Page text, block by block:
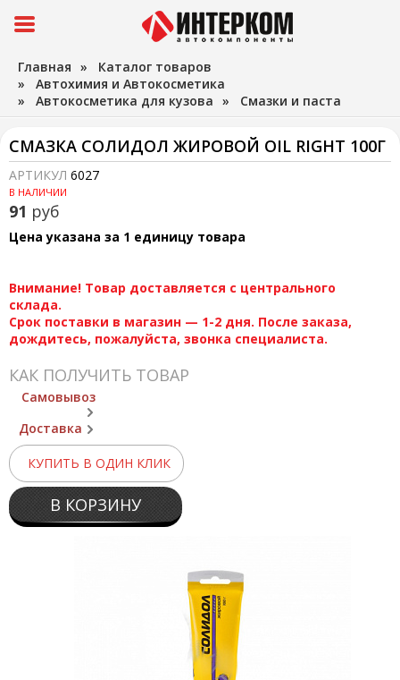
Главная » Каталог товаров
» Автохимия и Автокосметика
» Автокосметика для кузова » Смазки и паста
СМАЗКА СОЛИДОЛ ЖИРОВОЙ OIL RIGHT 100Г
АРТИКУЛ 6027
В НАЛИЧИИ
91 руб
Цена указана за 1 единицу товара
Внимание! Товар доставляется с центрального
склада.
Срок поставки в магазин — 1-2 дня. После заказа,
дождитесь, пожалуйста, звонка специалиста.
КАК ПОЛУЧИТЬ ТОВАР
Самовывоз
Доставка
КУПИТЬ В ОДИН КЛИК
В КОРЗИНУ